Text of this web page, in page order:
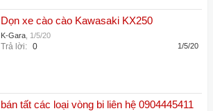
Dọn xe cào cào Kawasaki KX250
K-Gara 1/5/20
Trả lời: 0 1/5/20
bán tất các loại vòng bi liên hệ 0904445411